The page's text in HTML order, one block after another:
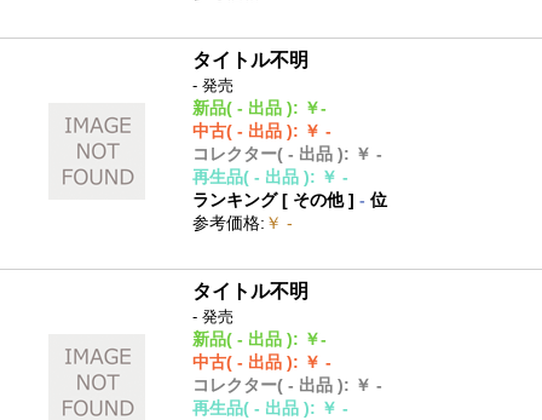
タイトル不明
- 発売
新品( - 出品 ): ￥-
中古( - 出品 ): ￥ -
コレクター( - 出品 ): ￥ -
再生品( - 出品 ): ￥ -
ランキング [ その他]- 位
参考価格: ￥ -
タイトル不明
- 発売
新品( - 出品 ): ￥-
中古( - 出品 ): ￥ -
コレクター( - 出品 ): ￥ -
再生品( - 出品 ): ￥ -